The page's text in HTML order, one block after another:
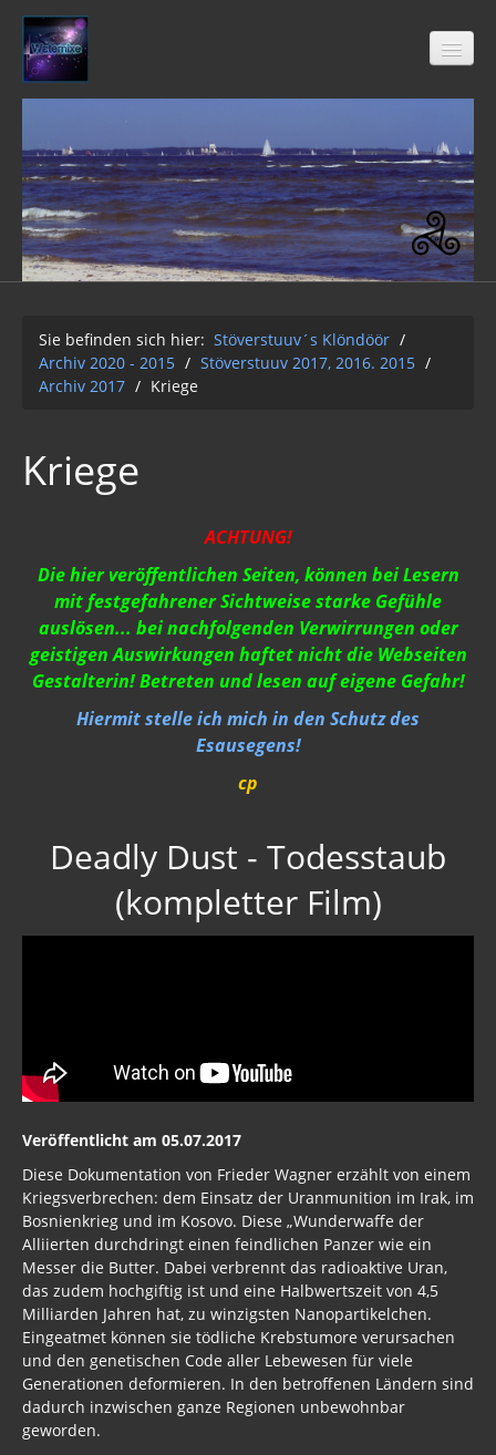
Stöverstuuv´s Klöndöör
Freimaurer
04-2021
01-12-2Q2Q
AUFKLÄRUNG 2Q2Q
Klimawandel der Kabale
Genderismus
Religion
Vereinigte Staaten von Europa
Außerirdische?
Vergangenheit
Rom und Jerusalem
Satanischer Kalender
Geschichte 2020
Trump, Putin, Xi, der falsche Franziskus
»Lolita Express« Jeffrey Epstein
Jason Mason
1. Weltkrieg
Kulturrevolution
New Zealand
Sie befinden sich hier: Stöverstuuv´s Klöndöör /
Archiv 2020 - 2015 / Stöverstuuv 2017, 2016. 2015 /
Archiv 2017 / Kriege
Kriege
ACHTUNG!
Die hier veröffentlichen Seiten, können bei Lesern
mit festgefahrener Sichtweise starke Gefühle
auslösen... bei nachfolgenden Verwirrungen oder
geistigen Auswirkungen haftet nicht die Webseiten
Gestalterin! Betreten und lesen auf eigene Gefahr!
Hiermit stelle ich mich in den Schutz des
Esausegens!
cp
Deadly Dust - Todesstaub
(kompletter Film)
Veröffentlicht am 05.07.2017
Diese Dokumentation von Frieder Wagner erzählt von einem
Kriegsverbrechen: dem Einsatz der Uranmunition im Irak, im
Bosnienkrieg und im Kosovo. Diese „Wunderwaffe der
Alliierten durchdringt einen feindlichen Panzer wie ein
Messer die Butter. Dabei verbrennt das radioaktive Uran,
das zudem hochgiftig ist und eine Halbwertszeit von 4,5
Milliarden Jahren hat, zu winzigsten Nanopartikelchen.
Eingeatmet können sie tödliche Krebstumore verursachen
und den genetischen Code aller Lebewesen für viele
Generationen deformieren. In den betroffenen Ländern sind
dadurch inzwischen ganze Regionen unbewohnbar
geworden.